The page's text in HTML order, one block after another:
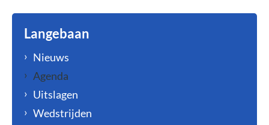
Langebaan
Nieuws
Agenda
Uitslagen
Wedstrijden